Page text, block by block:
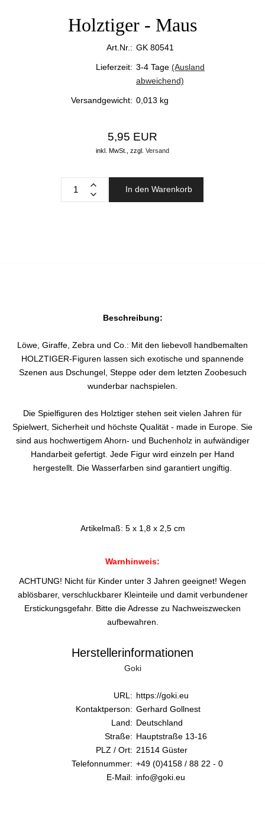
Holztiger - Maus
Art.Nr.: GK 80541
Lieferzeit: 3-4 Tage (Ausland
abweichend)
Versandgewicht: 0,013 kg
5,95 EUR
inkl. MwSt., zzgl. Versand
In den Warenkorb
Beschreibung:
Löwe, Giraffe, Zebra und Co.: Mit den liebevoll handbemalten
HOLZTIGER-Figuren lassen sich exotische und spannende
Szenen aus Dschungel, Steppe oder dem letzten Zoobesuch
wunderbar nachspielen.
Die Spielfiguren des Holztiger stehen seit vielen Jahren für
Spielwert, Sicherheit und höchste Qualität - made in Europe. Sie
sind aus hochwertigem Ahorn- und Buchenholz in aufwändiger
Handarbeit gefertigt. Jede Figur wird einzeln per Hand
hergestellt. Die Wasserfarben sind garantiert ungiftig.
Artikelmaß: 5 x 1,8 x 2,5 cm
Warnhinweis:
ACHTUNG! Nicht für Kinder unter 3 Jahren geeignet! Wegen
ablösbarer, verschluckbarer Kleinteile und damit verbundener
Erstickungsgefahr. Bitte die Adresse zu Nachweiszwecken
aufbewahren.
Herstellerinformationen
Goki
URL: https://goki.eu
Kontaktperson: Gerhard Gollnest
Land: Deutschland
Straße: Hauptstraße 13-16
PLZ / Ort: 21514 Güster
Telefonnummer: +49 (0)4158 / 88 22 - 0
E-Mail: info@goki.eu